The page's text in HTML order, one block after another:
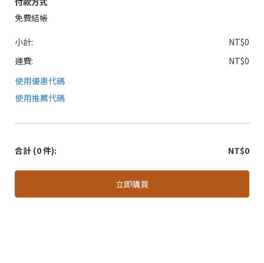
免費結帳
小計:
NT$0
運費:
NT$0
使用優惠代碼
使用推薦代碼
合計 (0 件): NT$0
立即購買